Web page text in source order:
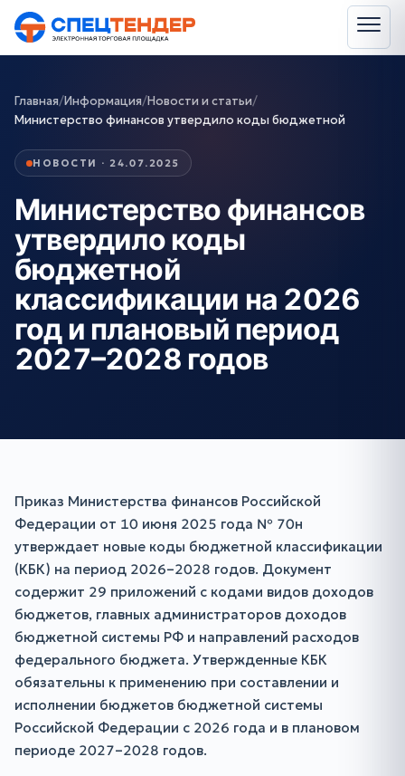
Главная/Информация/Новости и статьи/
Министерство финансов утвердило коды бюджетной
НОВОСТИ · 24.07.2025
Министерство финансов
утвердило коды
бюджетной
классификации на 2026
год и плановый период
2027–2028 годов
Приказ Министерства финансов Российской
Федерации от 10 июня 2025 года № 70н
утверждает новые коды бюджетной классификации
(КБК) на период 2026–2028 годов. Документ
содержит 29 приложений с кодами видов доходов
бюджетов, главных администраторов доходов
бюджетной системы РФ и направлений расходов
федерального бюджета. Утвержденные КБК
обязательны к применению при составлении и
исполнении бюджетов бюджетной системы
Российской Федерации с 2026 года и в плановом
периоде 2027–2028 годов.